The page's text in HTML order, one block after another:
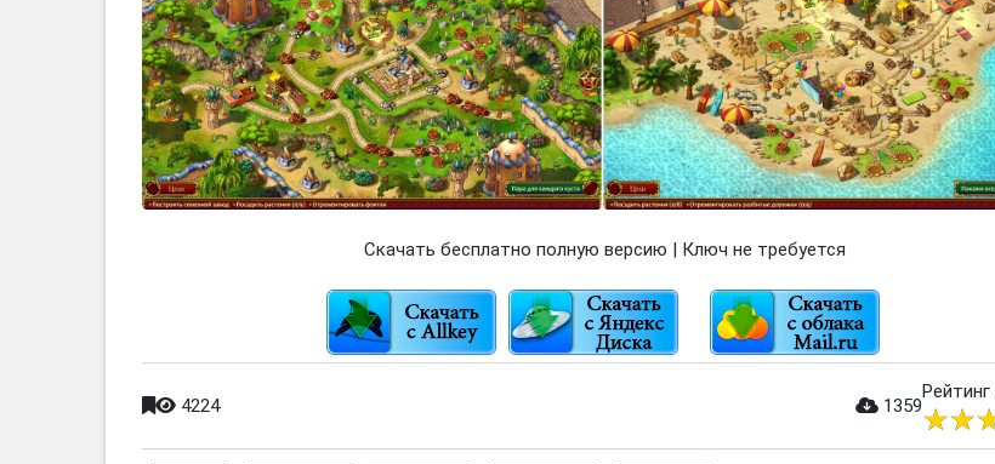
Скачать бесплатно полную версию | Ключ не требуется
4224 1359
Рейтинг